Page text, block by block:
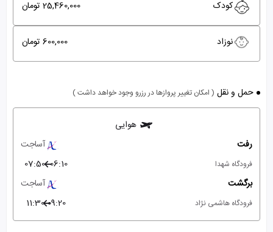
کودک 25,460,000 تومان
نوزاد 600,000 تومان
حمل و نقل ( امکان تغییر پروازها در رزرو وجود خواهد داشت )
هوایی
رفت
آساجت
فرودگاه شهدا 06:10
07:50
برگشت
آساجت
فرودگاه هاشمی نژاد 09:20
11:30